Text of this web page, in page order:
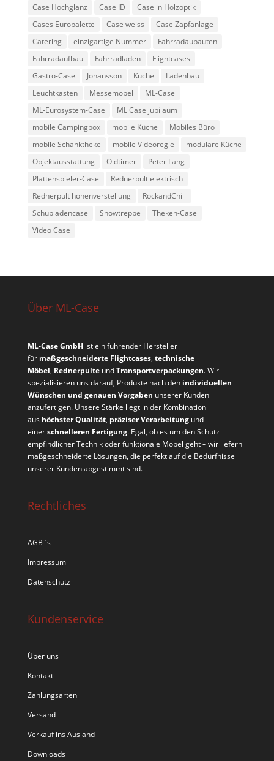
Case Hochglanz
Case ID
Case in Holzoptik
Cases Europalette
Case weiss
Case Zapfanlage
Catering
einzigartige Nummer
Fahrradaubauten
Fahrradaufbau
Fahrradladen
Flightcases
Gastro-Case
Johansson Küche
Ladenbau
Leuchtkästen
Messemöbel
ML-Case
ML-Eurosystem-Case
ML Case jubiläum
mobile Campingbox
mobile Küche
Mobiles Büro
mobile Schanktheke
mobile Videoregie
modulare Küche
Objektausstattung
Oldtimer
Peter Lang
Plattenspieler-Case
Rednerpult elektrisch
Rednerpult höhenverstellung
RockandChill
Schubladencase
Showtreppe
Theken-Case
Video Case
Über ML-Case
ML-Case GmbH ist ein führender Hersteller
für maßgeschneiderte Flightcases, technische
Möbel, RednerpulteundTransportverpackungen. Wir
spezialisieren uns darauf, Produkte nach den individuellen
Wünschen und genauen Vorgaben unserer Kunden
anzufertigen. Unsere Stärke liegt in der Kombination
aus höchster Qualität, präziser Verarbeitungund
einerschnelleren Fertigung. Egal, ob es um den Schutz
empfindlicher Technik oder funktionale Möbel geht – wir liefern
maßgeschneiderte Lösungen, die perfekt auf die Bedürfnisse
unserer Kunden abgestimmt sind.
Rechtliches
AGB`s
Impressum
Datenschutz
Kundenservice
Über uns
Kontakt
Zahlungsarten
Versand
Verkauf ins Ausland
Downloads